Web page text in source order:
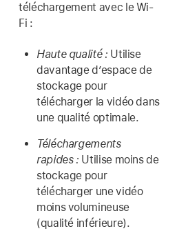
téléchargement avec le Wi-
Fi :
Haute qualité : Utilise
davantage d’espace de
stockage pour
télécharger la vidéo dans
une qualité optimale.
Téléchargements
rapides : Utilise moins de
stockage pour
télécharger une vidéo
moins volumineuse
(qualité inférieure).